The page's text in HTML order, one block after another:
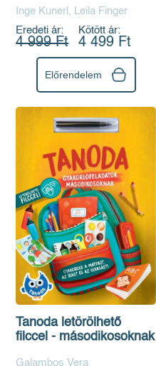
Inge Kunerl, Leila Finger
Eredeti ár:
4 999 Ft
Kötött ár:
4 499 Ft
Előrendelem
Tanoda letörölhető
filccel - másodikosoknak
Galambos Vera